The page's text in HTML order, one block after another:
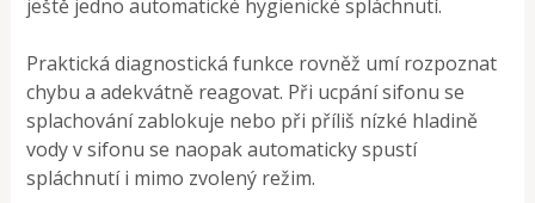
ještě jedno automatické hygienické spláchnutí.
Praktická diagnostická funkce rovněž umí rozpoznat
chybu a adekvátně reagovat. Při ucpání sifonu se
splachování zablokuje nebo při příliš nízké hladině
vody v sifonu se naopak automaticky spustí
spláchnutí i mimo zvolený režim.